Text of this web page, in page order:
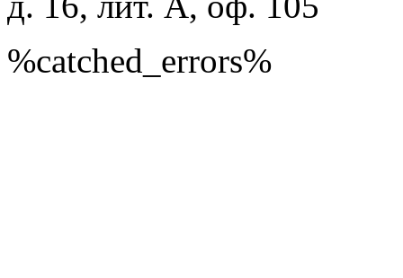
%catched_errors%